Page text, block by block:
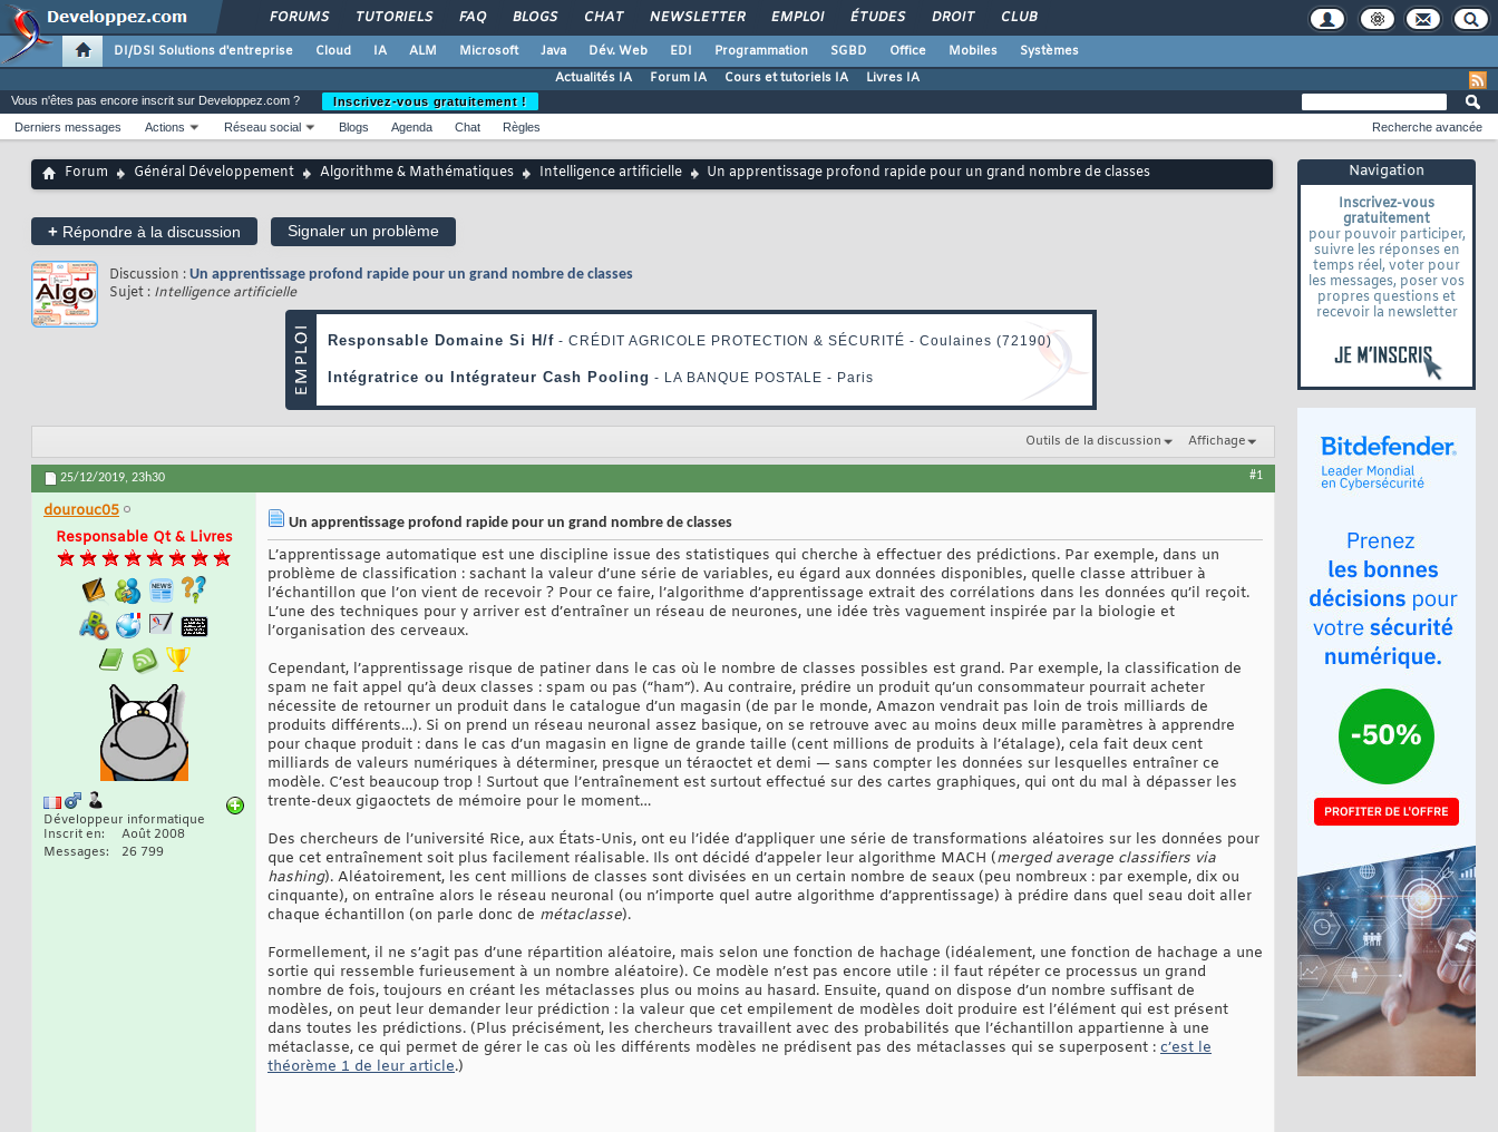
FORUMS TUTORIELS FAQ BLOGS CHAT NEWSLETTER EMPLOI ÉTUDES DROIT CLUB
DI/DSI Solutions d'entreprise Cloud IA ALM Microsoft Java Dév. Web EDI Programmation SGBD Office Mobiles
Systèmes
Actualités IA
Forum IA Cours et tutoriels IA Livres IA
Navigation
Inscrivez-vous
gratuitement
pour pouvoir participer,
suivre les réponses en
temps réel, voter pour
les messages, poser vos
propres questions et
recevoir la newsletter
Vous n'êtes pas encore inscrit sur Developpez.com ?
Inscrivez-vous gratuitement !
Derniers messages
Actions Réseau social Blogs Agenda Chat Règles Recherche avancée
Forum Général Développement Algorithme & Mathématiques Intelligence artificielle Un apprentissage profond rapide pour un grand nombre de classes
+ Répondre à la discussion Signaler un problème
Discussion : Un apprentissage profond rapide pour un grand nombre de classes
Sujet : Intelligence artificielle
Outils de la discussion Affichage
25/12/2019, 23h30 #1
dourouc05
Responsable Qt & Livres
Développeur informatique
Inscrit en
Août 2008
Messages
26 799
Un apprentissage profond rapide pour un grand nombre de classes
L’apprentissage automatique est une discipline issue des statistiques qui cherche à effectuer des prédictions. Par exemple, dans un
problème de classification : sachant la valeur d’une série de variables, eu égard aux données disponibles, quelle classe attribuer à
l’échantillon que l’on vient de recevoir ? Pour ce faire, l’algorithme d’apprentissage extrait des corrélations dans les données qu’il reçoit.
L’une des techniques pour y arriver est d’entraîner un réseau de neurones, une idée très vaguement inspirée par la biologie et
l’organisation des cerveaux.
Cependant, l’apprentissage risque de patiner dans le cas où le nombre de classes possibles est grand. Par exemple, la classification de
spam ne fait appel qu’à deux classes : spam ou pas (“ham”). Au contraire, prédire un produit qu’un consommateur pourrait acheter
nécessite de retourner un produit dans le catalogue d’un magasin (de par le monde, Amazon vendrait pas loin de trois milliards de
produits différents…). Si on prend un réseau neuronal assez basique, on se retrouve avec au moins deux mille paramètres à apprendre
pour chaque produit : dans le cas d’un magasin en ligne de grande taille (cent millions de produits à l’étalage), cela fait deux cent
milliards de valeurs numériques à déterminer, presque un téraoctet et demi — sans compter les données sur lesquelles entraîner ce
modèle. C’est beaucoup trop ! Surtout que l’entraînement est surtout effectué sur des cartes graphiques, qui ont du mal à dépasser les
trente-deux gigaoctets de mémoire pour le moment…
Des chercheurs de l’université Rice, aux États-Unis, ont eu l’idée d’appliquer une série de transformations aléatoires sur les données pour
que cet entraînement soit plus facilement réalisable. Ils ont décidé d’appeler leur algorithme MACH (merged average classifiers via
hashing). Aléatoirement, les cent millions de classes sont divisées en un certain nombre de seaux (peu nombreux : par exemple, dix ou
cinquante), on entraîne alors le réseau neuronal (ou n’importe quel autre algorithme d’apprentissage) à prédire dans quel seau doit aller
chaque échantillon (on parle donc de métaclasse).
Formellement, il ne s’agit pas d’une répartition aléatoire, mais selon une fonction de hachage (idéalement, une fonction de hachage a une
sortie qui ressemble furieusement à un nombre aléatoire). Ce modèle n’est pas encore utile : il faut répéter ce processus un grand
nombre de fois, toujours en créant les métaclasses plus ou moins au hasard. Ensuite, quand on dispose d’un nombre suffisant de
modèles, on peut leur demander leur prédiction : la valeur que cet empilement de modèles doit produire est l’élément qui est présent
dans toutes les prédictions. (Plus précisément, les chercheurs travaillent avec des probabilités que l’échantillon appartienne à une
métaclasse, ce qui permet de gérer le cas où les différents modèles ne prédisent pas des métaclasses qui se superposent : c’est le
théorème 1 de leur article.)